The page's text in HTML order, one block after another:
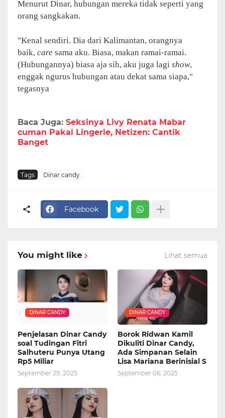
Menurut Dinar, hubungan mereka tidak seperti yang
orang sangkakan.
"Kenal sendiri. Dia dari Kalimantan, orangnya
baik, care sama aku. Biasa, makan ramai-ramai.
(Hubungannya) biasa aja sih, aku juga lagi show,
enggak ngurus hubungan atau dekat sama siapa,"
tegasnya
Baca Juga: Seksinya Livy Renata Mabar
cuman Pakai Lingerie, Netizen: Cantik
Banget
Tags Dinar candy
Facebook
You might like Lihat semua
DINAR CANDY
Penjelasan Dinar Candy
soal Tudingan Fitri
Salhuteru Punya Utang
Rp5 Miliar
September 29, 2025
DINAR CANDY
Borok Ridwan Kamil
Dikuliti Dinar Candy,
Ada Simpanan Selain
Lisa Mariana Berinisial S
September 06, 2025